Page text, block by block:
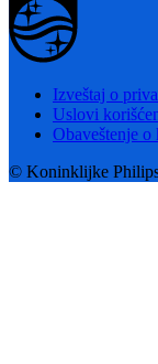
Izveštaj o
Uslovi
Obaveštenje o
© Koninklijke Philips